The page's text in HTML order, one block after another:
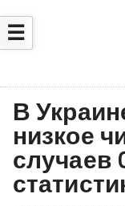
☰
В
низкое
случаев